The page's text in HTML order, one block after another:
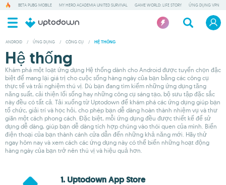
BETA PUBG MOBILE MY HERO ACADEMIA UNITED SURVIVAL GAME WORLD: LIFE STORY ỨNG DỤNG VPN
ANDROID / ỨNG DỤNG / CÔNG CỤ / HỆ THỐNG
Hệ thống
Khám phá một loạt ứng dụng Hệ thống dành cho Android được tuyển chọn đặc
biệt để mang lại giá trị cho cuộc sống hàng ngày của bạn bằng các công cụ
thực tế và trải nghiệm thú vị. Dù bạn đang tìm kiếm những ứng dụng tăng
năng suất, cải thiện lối sống hay những công cụ sáng tạo, bộ sưu tập đặc sắc
này đều có tất cả. Tải xuống từ Uptodown để khám phá các ứng dụng giúp bạn
tổ chức, giải trí và học hỏi, cho phép bạn dễ dàng hoàn thành nhiệm vụ và thư
giãn một cách phong cách. Đặc biệt, mỗi ứng dụng đều được thiết kế để sử
dụng dễ dàng, giúp bạn dễ dàng tích hợp chúng vào thói quen của mình. Biến
điện thoại của bạn thành cánh cửa dẫn đến những khả năng mới. Hãy thử
ngay hôm nay và xem cách các ứng dụng này có thể biến những hoạt động
hàng ngày của bạn trở nên thú vị và hiệu quả hơn.
1. Uptodown App Store